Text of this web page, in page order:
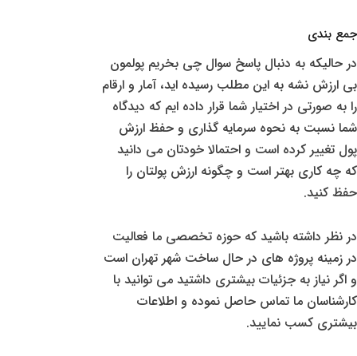
جمع بندی
در حالیکه به دنبال پاسخ سوال چی بخریم پولمون
بی ارزش نشه به این مطلب رسیده اید، آمار و ارقام
را به صورتی در اختیار شما قرار داده ایم که دیدگاه
شما نسبت به نحوه سرمایه گذاری و حفظ ارزش
پول تغییر کرده است و احتمالا خودتان می دانید
که چه کاری بهتر است و چگونه ارزش پولتان را
حفظ کنید.
در نظر داشته باشید که حوزه تخصصی ما فعالیت
در زمینه پروژه های در حال ساخت شهر تهران است
و اگر نیاز به جزئیات بیشتری داشتید می توانید با
کارشناسان ما تماس حاصل نموده و اطلاعات
بیشتری کسب نمایید.